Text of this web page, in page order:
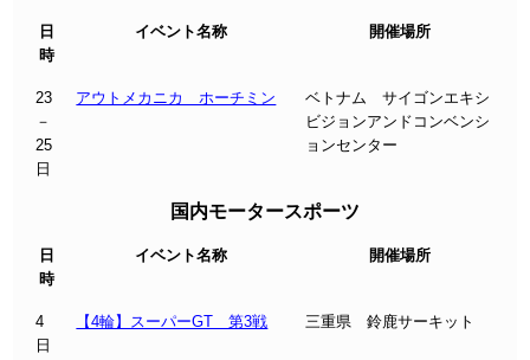
日
時
イベント名称 開催場所
23
－
25
日
アウトメカニカ ホーチミン
ベトナム サイゴンエキシ
ビジョンアンドコンベンシ
ョンセンター
国内モータースポーツ
日
時
イベント名称 開催場所
4
日
【4輪】スーパーGT 第3戦 三重県 鈴鹿サーキット